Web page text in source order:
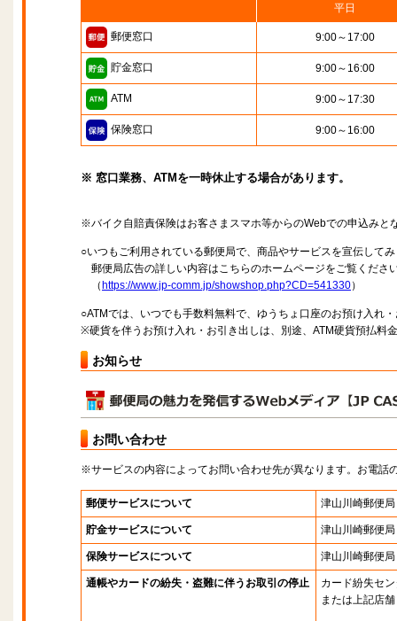
平日
郵便窓口 9:00～17:00
貯金窓口 9:00～16:00
ATM 9:00～17:30
保険窓口 9:00～16:00
※ 窓口業務、ATMを一時休止する場合があります。
※バイク自賠責保険はお客さまスマホ等からのWebでの申込みと
○いつもご利用されている郵便局で、商品やサービスを宣伝して
郵便局広告の詳しい内容はこちらのホームページをご覧くださ
（ https://www.jp-comm.jp/showshop.php?CD=541330）
○ATMでは、いつでも手数料無料で、ゆうちょ口座のお預け入れ
※硬貨を伴うお預け入れ・お引き出しは、別途、ATM硬貨預払料
お知らせ
お問い合わせ
※サービスの内容によってお問い合わせ先が異なります。お電話
郵便サービスについて 津山川崎郵便局
貯金サービスについて 津山川崎郵便局
保険サービスについて 津山川崎郵便局
通帳やカードの紛失・盗難に伴うお取引の停止
カード紛失セ
または上記店舗